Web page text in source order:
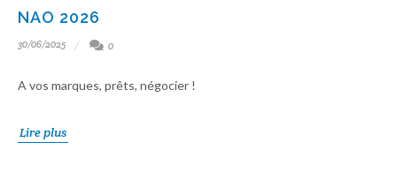
NAO 2026
30/06/2025 0
A vos marques, prêts, négocier !
Lire plus